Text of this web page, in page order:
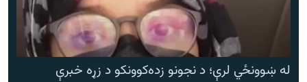
له ښوونځي لرې؛ د نجونو زده‌کوونکو د زړه خبرې